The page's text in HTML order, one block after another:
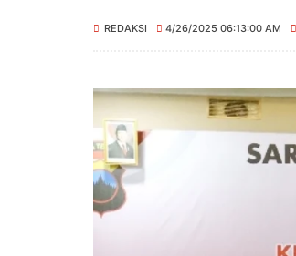
REDAKSI 4/26/2025 06:13:00 AM